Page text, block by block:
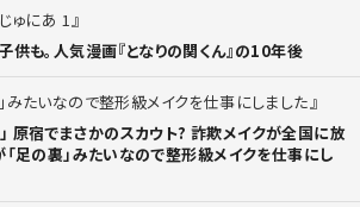
ゅにあ 1
供も。人気漫画『となりの関くん』の10年後
みたいなので整形級メイクを仕事にしました
原宿でまさかのスカウト? 詐欺メイクが全国に放
足の裏」みたいなので整形級メイクを仕事にし